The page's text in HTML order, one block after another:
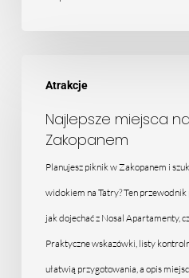
Atrakcje
miejsca
piknik
Zakopanem
Najlepsze miejsca
Zakopanem
Planujesz piknik w Zakopanem i
widokiem na Tatry? Ten przewodnik
jak dojechać z Nosal Apartamenty,
Praktyczne wskazówki, listy
ułatwią przygotowania, a opis